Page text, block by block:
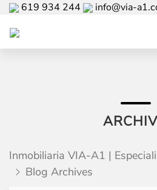
619 934 244 info@via-
Inmobiliaria VIA-A1 |
Blog Archives